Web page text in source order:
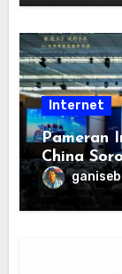
Internet
Pameran
China